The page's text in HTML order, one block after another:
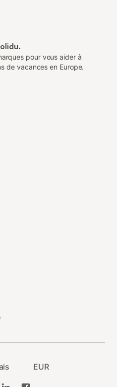
pour vous aider à
de vacances en Europe.
EUR